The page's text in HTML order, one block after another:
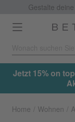
Gestalte
Toggle
navigation
Jetzt 15% on
Home Wohnen